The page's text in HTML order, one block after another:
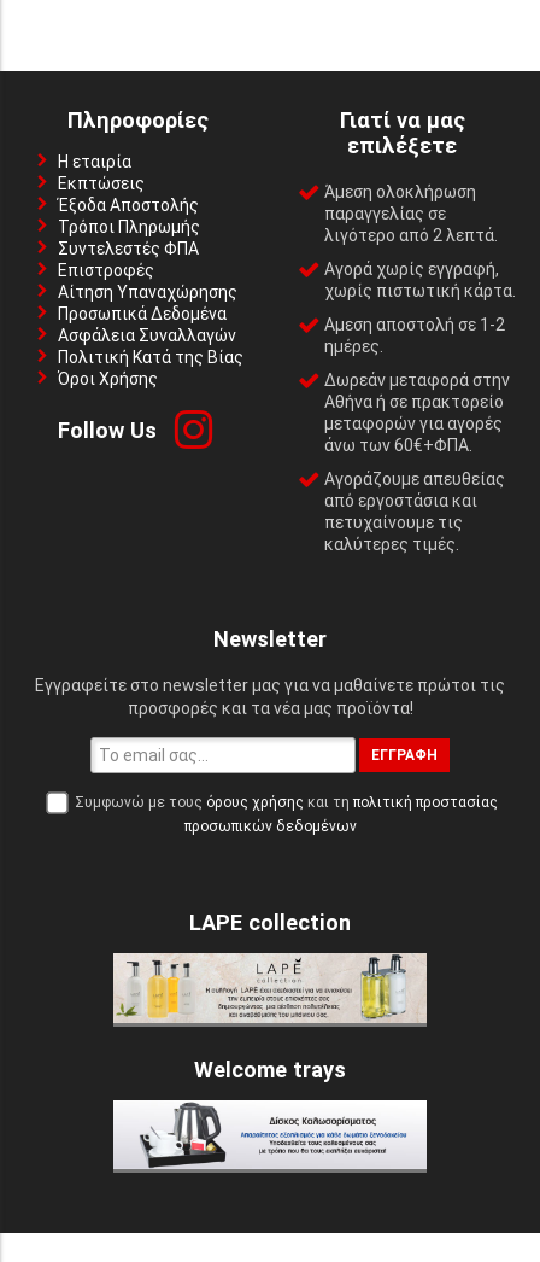
Πληροφορίες
Η εταιρία
Εκπτώσεις
Έξοδα Αποστολής
Τρόποι Πληρωμής
Συντελεστές ΦΠΑ
Επιστροφές
Αίτηση Υπαναχώρησης
Προσωπικά Δεδομένα
Ασφάλεια Συναλλαγών
Πολιτική Κατά της Βίας
Όροι Χρήσης
Follow Us
Γιατί να μας
επιλέξετε
Άμεση ολοκλήρωση
παραγγελίας σε
λιγότερο από 2 λεπτά.
Αγορά χωρίς εγγραφή,
χωρίς πιστωτική κάρτα.
Αμεση αποστολή σε 1-2
ημέρες.
Δωρεάν μεταφορά στην
Αθήνα ή σε πρακτορείο
μεταφορών για αγορές
άνω των 60€+ΦΠΑ.
Αγοράζουμε απευθείας
από εργοστάσια και
πετυχαίνουμε τις
καλύτερες τιμές.
Newsletter
Εγγραφείτε στο newsletter μας για να μαθαίνετε πρώτοι τις
προσφορές και τα νέα μας προϊόντα!
ΕΓΓΡΑΦΉ
Συμφωνώ με τους όρους χρήσης και τη πολιτική προστασίας
προσωπικών δεδομένων
LAPE collection
Welcome trays